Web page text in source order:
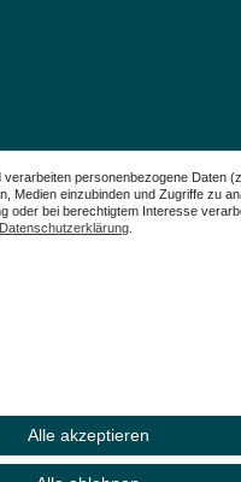
| Alle Rechte vorbehalten.
personenbezogene Daten
Medien einzubinden und Zugriffe zu
oder bei berechtigtem Interesse
Daten­schutz­erklärung
Alle akzeptieren